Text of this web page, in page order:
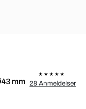
mm 28 Anmeldelser